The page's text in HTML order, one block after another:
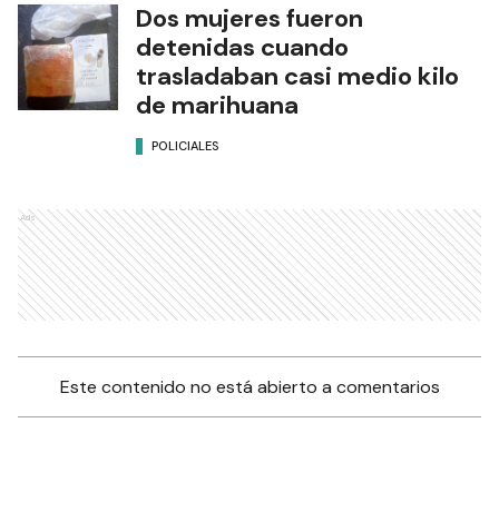
Dos mujeres fueron
detenidas cuando
trasladaban casi medio kilo
de marihuana
POLICIALES
Ads
Este contenido no está abierto a comentarios